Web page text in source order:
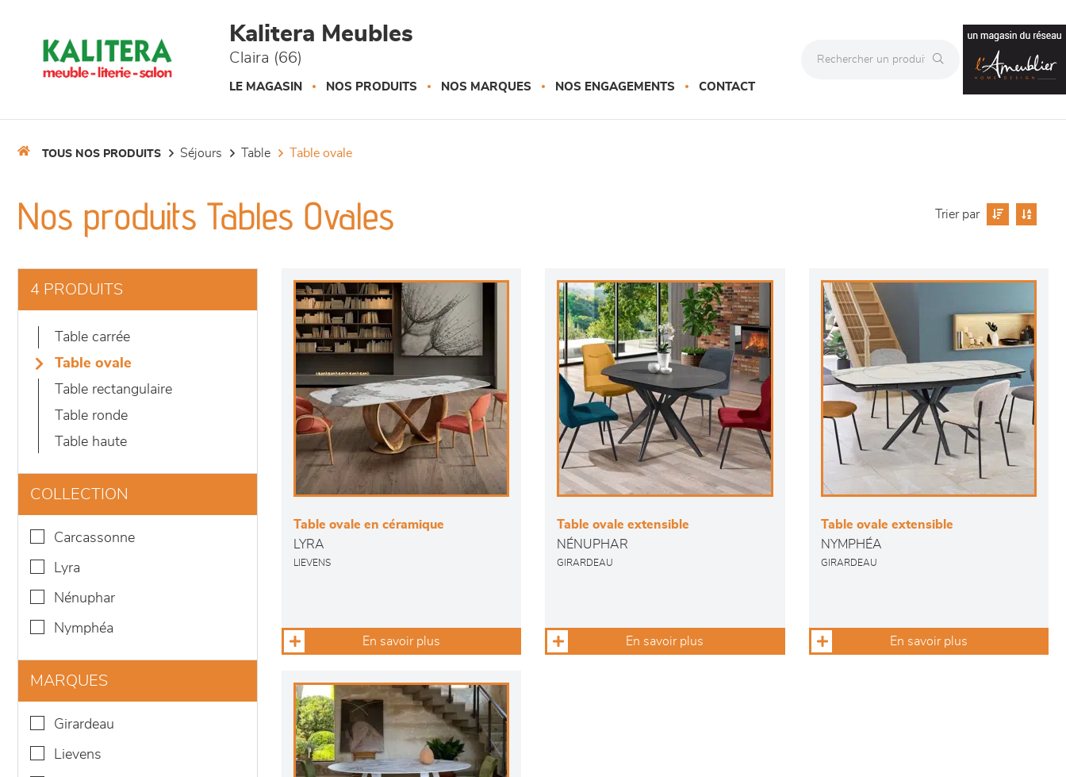
Kalitera Meubles
Claira (66)
LE MAGASIN NOS PRODUITS NOS MARQUES NOS ENGAGEMENTS CONTACT
TOUS NOS PRODUITS séjours table table ovale
Nos produits Tables Ovales Trier par
4 PRODUITS
table carrée
table ovale
table rectangulaire
table ronde
table haute
COLLECTION
carcassonne
lyra
nénuphar
nymphéa
MARQUES
girardeau
lievens
Table ovale en céramique
LYRA
LIEVENS
En savoir plus
Table ovale extensible
NÉNUPHAR
GIRARDEAU
En savoir plus
Table ovale extensible
NYMPHÉA
GIRARDEAU
En savoir plus